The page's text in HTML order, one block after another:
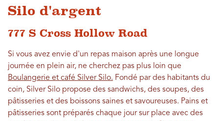
Silo d'argent
777 S Cross Hollow Road
Si vous avez envie d'un repas maison après une longue
journée en plein air, ne cherchez pas plus loin que
Boulangerie et café Silver Silo. Fondé par des habitants du
coin, Silver Silo propose des sandwichs, des soupes, des
pâtisseries et des boissons saines et savoureuses. Pains et
pâtisseries sont préparés chaque jour sur place avec des